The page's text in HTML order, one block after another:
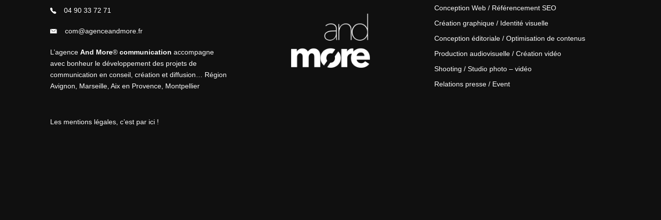
04 90 33 72 71
com@agenceandmore.fr
L’agence And More® communication accompagne
avec bonheur le développement des projets de
communication en conseil, création et diffusion… Région
Avignon, Marseille, Aix en Provence, Montpellier
Les mentions légales, c’est par ici !
Conception Web / Référencement SEO
Création graphique / Identité visuelle
Conception éditoriale / Optimisation de contenus
Production audiovisuelle / Création vidéo
Shooting / Studio photo – vidéo
Relations presse / Event